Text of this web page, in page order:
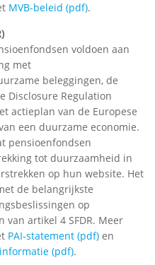
MVB-beleid (pdf).
voldoen aan
met
beleggingen, de
Disclosure Regulation
actieplan van de Europese
een duurzame economie.
pensioenfondsen
tot duurzaamheid in
op hun website. Het
de belangrijkste
op
artikel 4 SFDR. Meer
PAI-statement (pdf) en
(pdf).